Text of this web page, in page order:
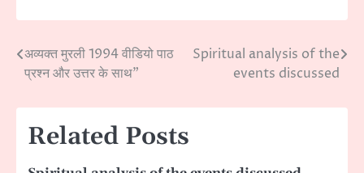
Post
navigation
अव्यक्त मुरली 1994 वीडियो पाठ
प्रश्न और उत्तर के साथ”
Spiritual analysis of the
events discussed
Related Posts